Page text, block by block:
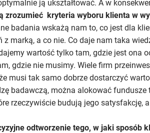
ją ukształtować. A w
zrozumieć kryteria wyboru klienta w
badania wskażą nam to, co jest dla
marką, a co nie. Co daje nam taka
wartość tylko tam, gdzie jest ona
gdzie nie musimy. Wiele firm
musi tak samo dobrze dostarczyć
badawczą, można alokować fundusze
rzeczywiście budują jego satysfakcję,
odtworzenie tego, w jaki sposób